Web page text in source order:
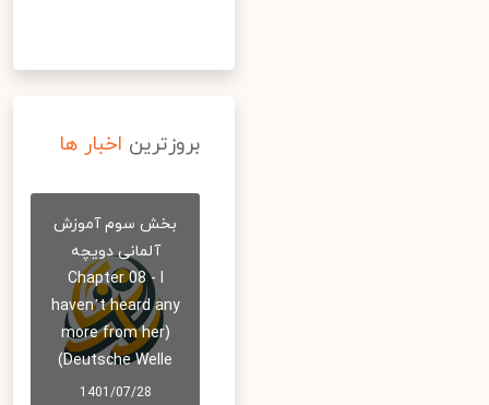
بروزترین اخبار ها
بخش سوم آموزش
آلمانی دویچه
Chapter 08 - I
haven’t heard any
more from her)
Deutsche Welle)
1401/07/28